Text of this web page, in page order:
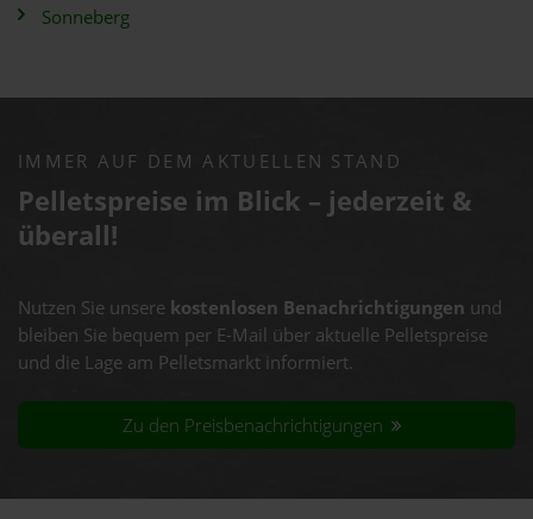
Sonneberg
IMMER AUF DEM AKTUELLEN STAND
Pelletspreise im Blick – jederzeit &
überall!
Nutzen Sie unsere kostenlosen Benachrichtigungen und
bleiben Sie bequem per E-Mail über aktuelle Pelletspreise
und die Lage am Pelletsmarkt informiert.
Zu den Preisbenachrichtigungen